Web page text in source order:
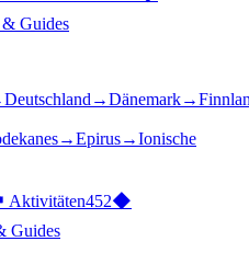
Guides
Deutschland →Dänemark→
→Epirus→Ionische
Aktivitäten452◆
Guides